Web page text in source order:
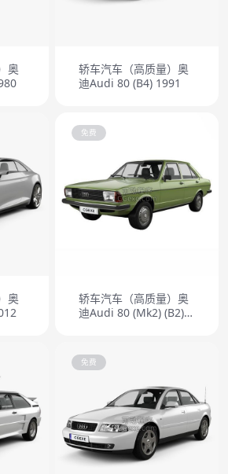
奥
轿车汽车（高质量）奥
迪Audi 80 (B4) 1991
奥
免费
轿车汽车（高质量）奥
迪Audi 80 (Mk2) (B2)
免费